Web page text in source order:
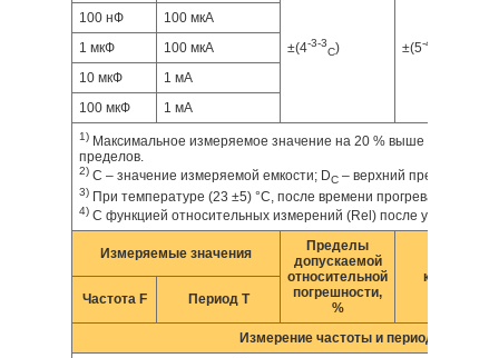
±(4-3-3
C) ±(5-4
100 нФ
100 мкА
1 мкФ
100 мкА
10 мкФ
1 мА
100 мкФ
1 мА
1) Максимальное измеряемое значение на 20 % выше указанных
пределов.
2) C – значение измеряемой емкости; DC – верхний предел
3) При температуре (23 ±5) °C, после времени прогрева 30 минут.
4) С функцией относительных измерений (Rel) после установки
Измеряемые значения
Пределы
допускаемой
относительной
погрешности,
%
Частота F Период T
Измерение частоты и периода